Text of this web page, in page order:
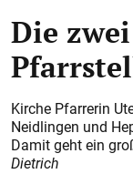
Die
Kirche Pfarrerin
Neidlingen und
Damit geht ein
Dietrich